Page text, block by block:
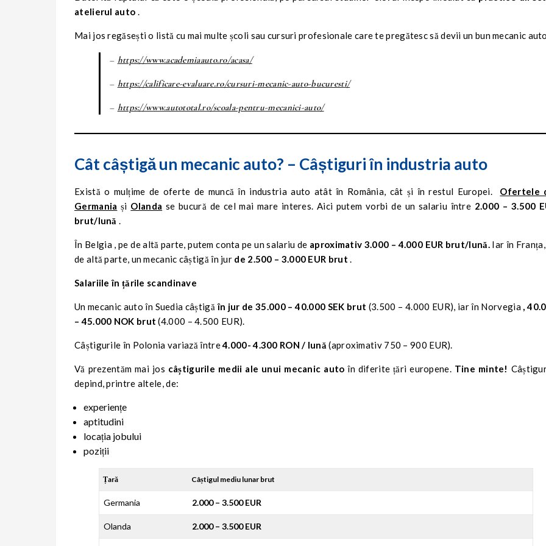
atelierul auto .
Mai jos regăsești o listă cu mai multe școli sau cursuri profesionale care te pregătesc să devii un bun mecanic
– https://www.academiaauto.ro/acasa/
– https://calificare-evaluare.ro/cursuri-mecanic-auto-bucuresti/
– https://www.autototal.ro/scoala-pentru-mecanici-auto/
Cât câștigă un mecanic auto? – Câștiguri în industria auto
Există o mulțime de oferte de muncă în industria auto atât în ​​România, cât și în restul Europei. Ofertele
Germania și Olanda se bucură de cel mai mare interes. Aici putem vorbi de un salariu între 2.000 – 3.500
brut/lună .
În Belgia , pe de altă parte, putem conta pe un salariu de aproximativ 3.000 – 4.000 EUR brut/lună. Iar în
de altă parte, un mecanic câștigă în jur de 2.500 – 3.000 EUR brut .
Salariile în țările scandinave
Un mecanic auto în Suedia câștigăîn jur de 35.000 – 40.000 SEK brut (3.500 – 4.000 EUR), iar în Norvegia,
– 45.000 NOK brut (4.000 – 4.500 EUR).
Câștigurile în Polonia variază între4.000- 4.300 RON / lună (aproximativ 750 – 900 EUR).
Vă prezentăm mai jos câștigurile medii ale unui mecanic auto în diferite țări europene. Tine minte!
depind, printre altele, de:
experiențe
aptitudini
locația jobului
poziții
Țară Câștigul mediu lunar brut
Germania 2.000 – 3.500 EUR
Olanda 2.000 – 3.500 EUR